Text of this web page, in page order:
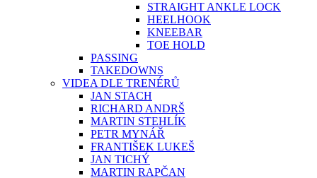
STRAIGHT ANKLE LOCK
HEELHOOK
KNEEBAR
TOE HOLD
PASSING
TAKEDOWNS
VIDEA DLE TRENÉRŮ
JAN STACH
RICHARD ANDRŠ
MARTIN STEHLÍK
PETR MYNÁŘ
FRANTIŠEK LUKEŠ
JAN TICHÝ
MARTIN RAPČAN